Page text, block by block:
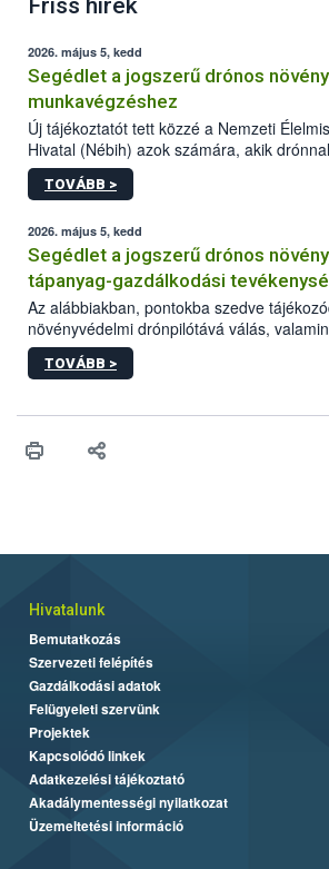
Friss hírek
2026. május 5, kedd
Segédlet a jogszerű drónos
munkavégzéshez
Új tájékoztatót tett közzé a Nemzeti
Hivatal (Nébih) azok számára, akik
növényvédelmi vagy tápanyag-
végezni Magyarországon. Az összefoglaló
műszaki és hatósági feltételek.
TOVÁBB >
2026. május 5, kedd
Segédlet a jogszerű drónos
tápanyag-gazdálkodási
feltételeiről
Az alábbiakban, pontokba szedve
növényvédelmi drónpilótává válás,
növényvédelmi és tápanyag-gazdálkodási
végzésének legfontosabb feltételeiről*.
TOVÁBB >
Hivatalunk
Bemutatkozás
Szervezeti felépítés
Gazdálkodási adatok
Felügyeleti szervünk
Projektek
Kapcsolódó linkek
Adatkezelési tájékoztató
Akadálymentességi nyilatkozat
Üzemeltetési információ